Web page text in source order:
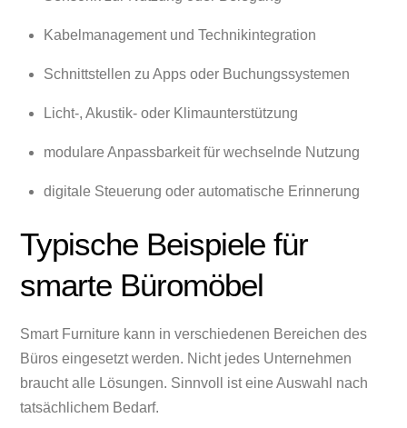
Kabelmanagement und Technikintegration
Schnittstellen zu Apps oder Buchungssystemen
Licht-, Akustik- oder Klimaunterstützung
modulare Anpassbarkeit für wechselnde Nutzung
digitale Steuerung oder automatische Erinnerung
Typische Beispiele für
smarte Büromöbel
Smart Furniture kann in verschiedenen Bereichen des
Büros eingesetzt werden. Nicht jedes Unternehmen
braucht alle Lösungen. Sinnvoll ist eine Auswahl nach
tatsächlichem Bedarf.